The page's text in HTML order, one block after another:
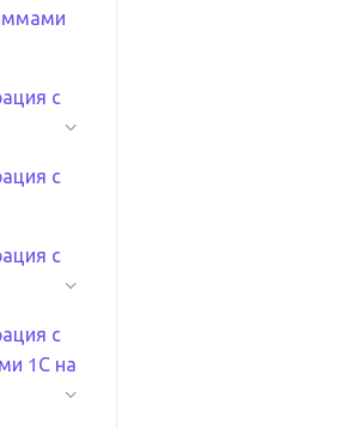
с
с
с
с
1С на